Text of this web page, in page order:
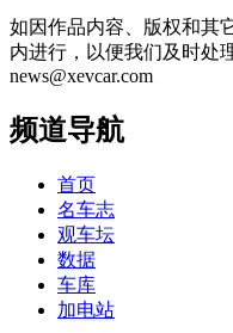
如因作品内容、版权和其
内进行，以便我们及时处
news@xevcar.com
频道导航
首页
名车志
观车坛
数据
车库
加电站